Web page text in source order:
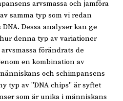
arvsmassa och jamföra
samma typ som vi redan
Dessa analyser kan ge
denna typ av variationer
förändrats de
en kombination av
och schimpansens
typ av "DNA chips" är syftet
som är unika i människans